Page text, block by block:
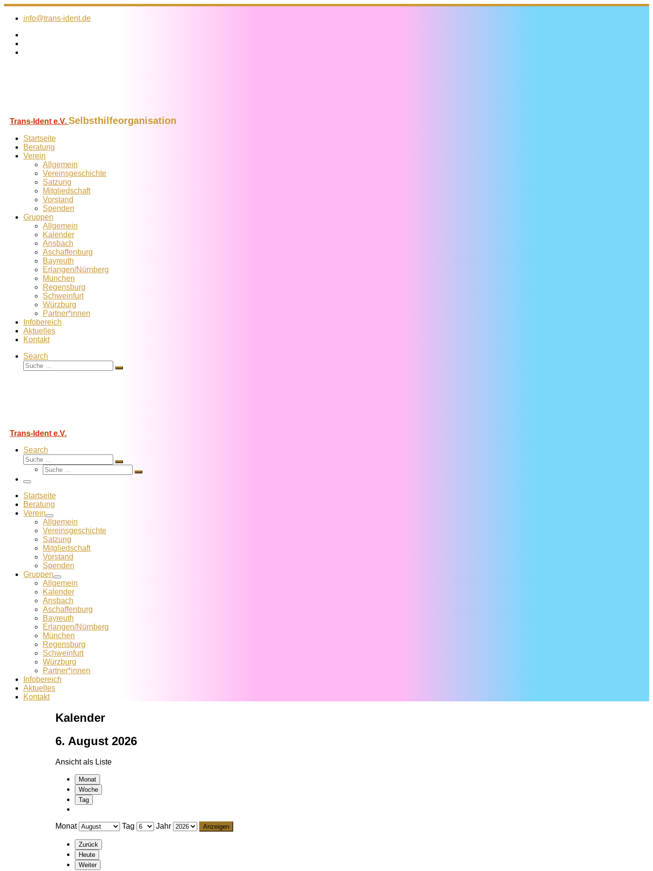
Zum
Inhalt
info@trans-ident.de
Trans-Ident e.V. Selbsthilfeorganisation
Startseite
Beratung
Verein
Allgemein
Vereins­geschichte
Satzung
Mitglied­schaft
Vorstand
Spenden
Gruppen
Allgemein
Kalender
Ansbach
Aschaffenburg
Bayreuth
Erlangen/Nürnberg
München
Regensburg
Schweinfurt
Würzburg
Partner*innen
Infobereich
Aktuelles
Kontakt
Search
Suche
Suche
Trans-Ident e.V.
Search
Suche
Suche
Suche
Suche
Menü
Startseite
Beratung
Verein
Allgemein
Vereins­geschichte
Satzung
Mitglied­schaft
Vorstand
Spenden
Gruppen
Allgemein
Kalender
Ansbach
Aschaffenburg
Bayreuth
Erlangen/Nürnberg
München
Regensburg
Schweinfurt
Würzburg
Partner*innen
Infobereich
Aktuelles
Kontakt
Kalender
6. August 2026
Ansicht als Liste
Monat
Woche
Tag
Monat Tag Jahr
Zurück
Heute
Weiter